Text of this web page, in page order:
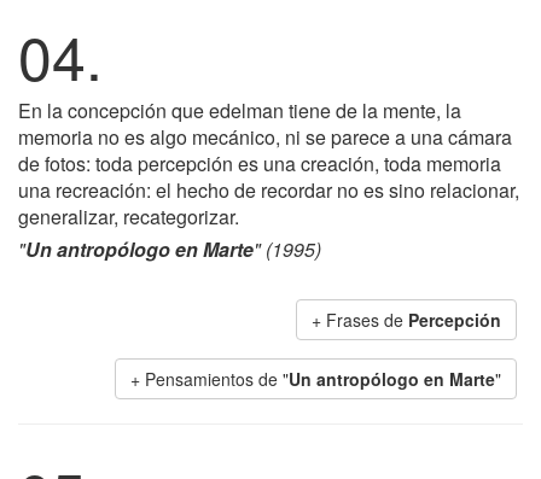
04.
En la concepción que edelman tiene de la mente, la
memoria no es algo mecánico, ni se parece a una cámara
de fotos: toda percepción es una creación, toda memoria
una recreación: el hecho de recordar no es sino relacionar,
generalizar, recategorizar.
"Un antropólogo en Marte" (1995)
+ Frases de Percepción
+ Pensamientos de "Un antropólogo en Marte"